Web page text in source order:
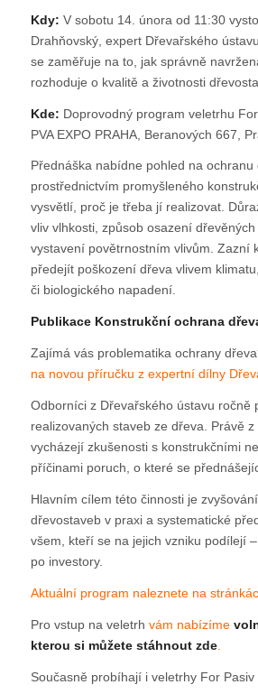
Kdy: V sobotu 14. února od 11:30
Drahňovský, expert Dřevařského
se zaměřuje na to, jak správně
rozhoduje o kvalitě a životnosti
Kde: Doprovodný program veletrhu
PVA EXPO PRAHA, Beranových 667,
Přednáška nabídne pohled na ochranu
prostřednictvím promyšleného
vysvětlí, proč je třeba jí realizovat.
vliv vlhkosti, způsob osazení
vystavení povětrnostním vlivům. Zazní
předejít poškození dřeva vlivem
či biologického napadení.
Publikace Konstrukční ochrana
Zajímá vás problematika ochrany
na novou příručku z expertní dílny
Odborníci z Dřevařského ústavu ročně
realizovaných staveb ze dřeva. Právě
vycházejí zkušenosti s konstrukčními
příčinami poruch, o které se
Hlavním cílem této činnosti je
dřevostaveb v praxi a systematické
všem, kteří se na jejich vzniku podílejí
po investory.
Aktuální program naleznete na
Pro vstup na veletrh vám nabízíme
kterou si můžete stáhnout zde.
Současně probíhají i veletrhy For Pasiv